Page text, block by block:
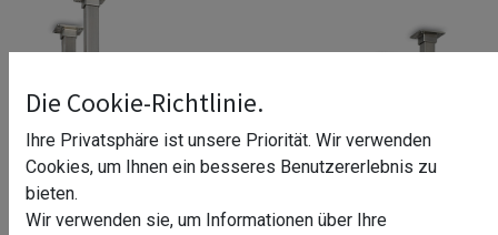
Die Cookie-Richtlinie.
Ihre Privatsphäre ist unsere Priorität. Wir verwenden
Cookies, um Ihnen ein besseres Benutzererlebnis zu
bieten.
Wir verwenden sie, um Informationen über Ihre